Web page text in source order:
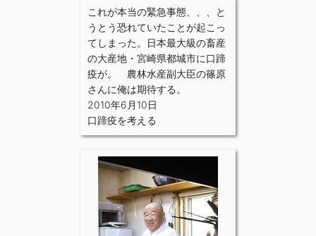
これが本当の緊急事態、、、と
うとう恐れていたことが起こっ
てしまった。日本最大級の畜産
の大産地・宮崎県都城市に口蹄
疫が。 農林水産副大臣の篠原
さんに俺は期待する。
2010年6月10日
口蹄疫を考える